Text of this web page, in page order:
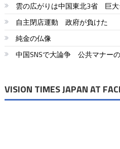
雲の広がりは中国東北3省 巨
自主閉店運動 政府が負けた
純金の仏像
中国SNSで大論争 公共マナー
VISION TIMES JAPAN AT